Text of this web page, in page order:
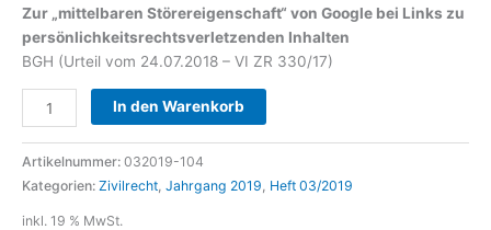
Zur „mittelbaren Störereigenschaft“ von Google bei Links zu
persönlichkeitsrechtsverletzenden Inhalten
BGH (Urteil vom 24.07.2018 – VI ZR 330/17)
In den Warenkorb
Artikelnummer: 032019-104
Kategorien: Zivilrecht Jahrgang 2019 Heft 03/2019
inkl. 19 % MwSt.